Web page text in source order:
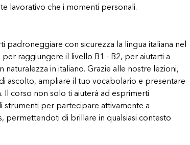
lavorativo che i momenti personali.
padroneggiare con sicurezza la lingua italiana nel
raggiungere il livello B1 - B2, per aiutarti a
in italiano. Grazie alle nostre lezioni,
ascolto, ampliare il tuo vocabolario e presentare
Il corso non solo ti aiuterà ad esprimerti
strumenti per partecipare attivamente a
permettendoti di brillare in qualsiasi contesto